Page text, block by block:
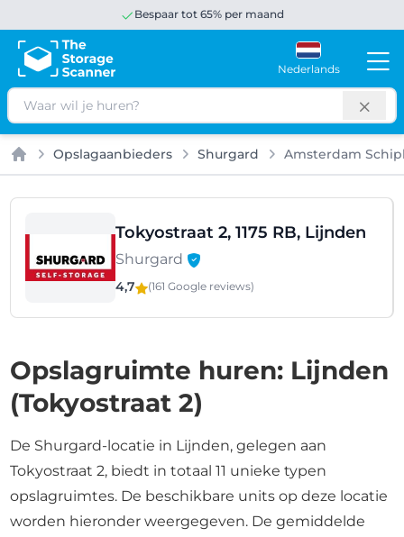
Bespaar tot 65% per maand
Nederlands
Zoeken
Home
Opslagaanbieders Shurgard Amsterdam
Tokyostraat 2, 1175 RB, Lijnden
Shurgard
4,7 (161 Google reviews)
Opslagruimte huren: Lijnden
(Tokyostraat 2)
De Shurgard-locatie in Lijnden, gelegen aan
Tokyostraat 2, biedt in totaal 11 unieke typen
opslagruimtes. De beschikbare units op deze locatie
worden hieronder weergegeven. De gemiddelde